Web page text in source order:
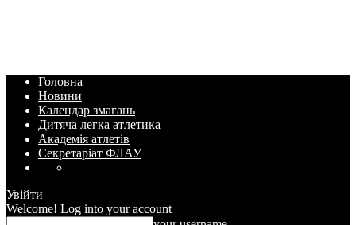
Головна
Новини
Календар змагань
Дитяча легка атлетика
Академія атлетів
Секретаріат ФЛАУ
Увійти
Welcome! Log into your account